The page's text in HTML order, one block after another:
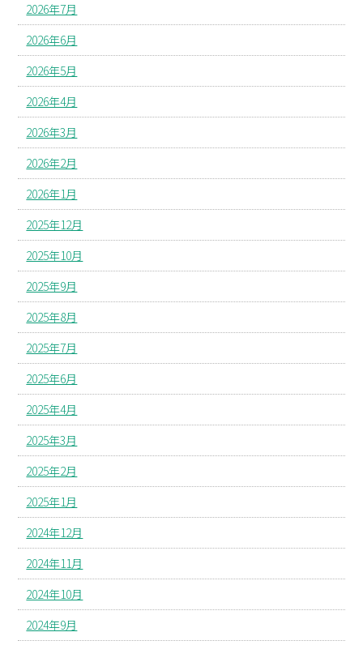
2026年7月
2026年6月
2026年5月
2026年4月
2026年3月
2026年2月
2026年1月
2025年12月
2025年10月
2025年9月
2025年8月
2025年7月
2025年6月
2025年4月
2025年3月
2025年2月
2025年1月
2024年12月
2024年11月
2024年10月
2024年9月